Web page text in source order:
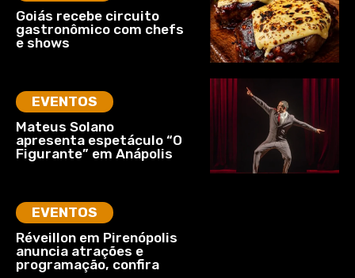
Goiás recebe circuito
gastronômico com chefs
e shows
EVENTOS
Mateus Solano
apresenta espetáculo “O
Figurante” em Anápolis
EVENTOS
Réveillon em Pirenópolis
anuncia atrações e
programação, confira